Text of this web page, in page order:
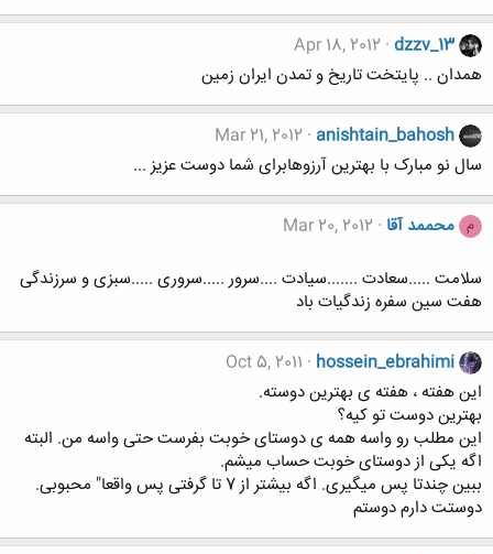
dzzv_13
Apr 18, 2012
همدان .. پایتخت تاریخ و تمدن ایران زمین
anishtain_bahosh
Mar 21, 2012
سال نو مبارک با بهترین آرزوهابرای شما دوست عزیز ...
م محممد آقا Mar 20, 2012
سلامت .....سعادت .......سیادت ....سرور .....سروری .....سبزی و سرزندگی
هفت سین سفره زندگیات باد
hossein_ebrahimi
Oct 5, 2011
این هفته ، هفته ی بهترین دوسته.
بهترین دوست تو کیه؟
این مطلب رو واسه همه ی دوستای خوبت بفرست حتی واسه من. البته
اگه یکی از دوستای خوبت حساب میشم.
ببین چندتا پس میگیری. اگه بیشتر از 7 تا گرفتی پس واقعا" محبوبی.
دوستت دارم دوستم